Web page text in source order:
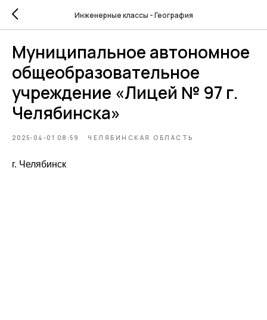
Инженерные классы - География
Муниципальное автономное
общеобразовательное
учреждение «Лицей № 97 г.
Челябинска»
2025-04-01 08:59 ЧЕЛЯБИНСКАЯ ОБЛАСТЬ
г. Челябинск